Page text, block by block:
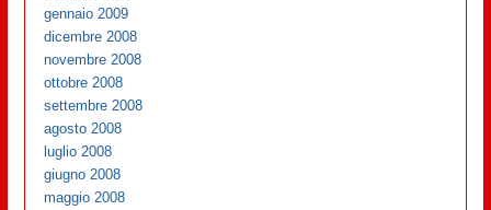
gennaio 2009
dicembre 2008
novembre 2008
ottobre 2008
settembre 2008
agosto 2008
luglio 2008
giugno 2008
maggio 2008